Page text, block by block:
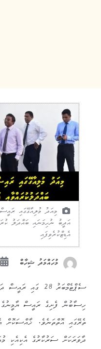
މިއަދު މުލިއާގޭގައި
އަދީބު ނުހިމަނައި ބައްދަލު
އެޑިޓްކުރެވިފައި
މުހައްމަދު ޝިހާބް
ސެޕްޓެމްބަރު 28
ހިސާބުން ފެށިގެ ރައީސް
ތެރޭގައި އޮތްތަނެވެ. ޚާއްސަކޮށް
ދާވަރަކަށް ސަރުކާރުގެ އެކިއެކި